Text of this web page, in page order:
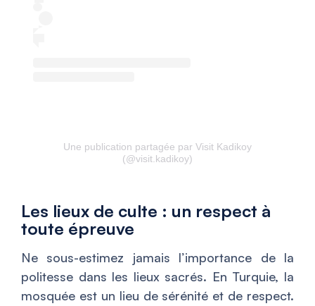
Une publication partagée par Visit Kadikoy
(@visit.kadikoy)
Les lieux de culte : un respect à
toute épreuve
Ne sous-estimez jamais l’importance de la
politesse dans les lieux sacrés. En Turquie, la
mosquée est un lieu de sérénité et de respect.